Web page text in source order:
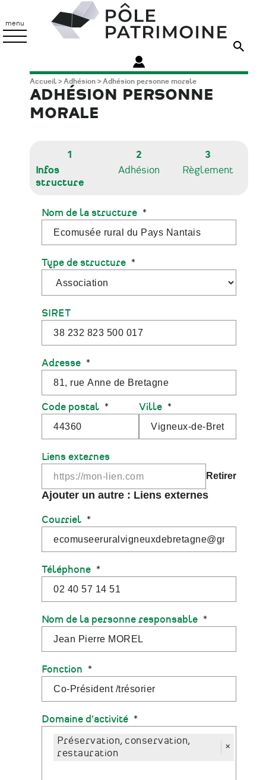
contenu
principal
menu
Patrimoine
Fil
d'Ariane
Accueil Adhésion Adhésion personne morale
ADHÉSION PERSONNE
MORALE
1
Infos
structure
2
Adhésion
3
Règlement
Nom de la structure
Type de structure
SIRET
Adresse
Code postal Ville
Liens externes
Courriel
Téléphone
Nom de la personne responsable
Fonction
Domaine d'activité
Préservation, conservation,
restauration
×